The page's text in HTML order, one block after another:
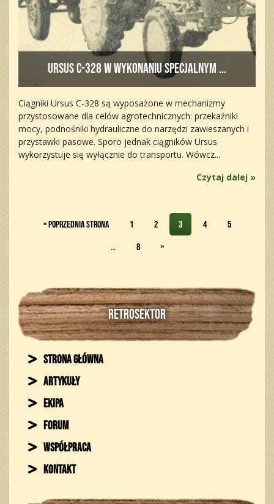
RETROSEKTOR
Strona główna
Artykuły
Ekipa
Forum
Współpraca
Kontakt
Ursus C-328 w wykonaniu specjalnym ...
Ciągniki Ursus C-328 są wyposażone w mechanizmy
przystosowane dla celów agrotechnicznych: przekaźniki
mocy, podnośniki hydrauliczne do narzędzi zawieszanych i
przystawki pasowe. Sporo jednak ciągników Ursus
wykorzystuje się wyłącznie do transportu. Wówcz...
Czytaj dalej »
« Poprzednia strona 1 2 3 4
5
…
8 »